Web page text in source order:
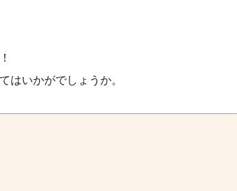
はいかがでしょうか。